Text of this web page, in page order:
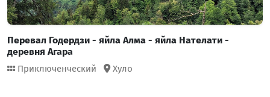
Перевал Годердзи - яйла Алма - яйла Нателати -
деревня Агара
Приключенческий Хуло